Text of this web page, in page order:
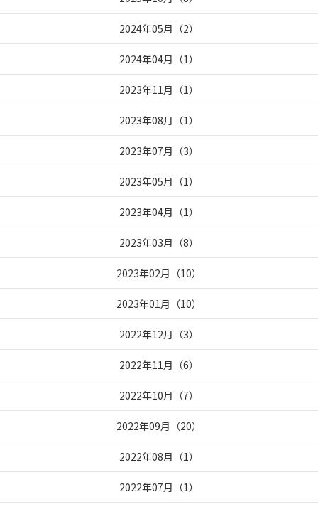
2024年05月 （2）
2024年04月 （1）
2023年11月 （1）
2023年08月 （1）
2023年07月 （3）
2023年05月 （1）
2023年04月 （1）
2023年03月 （8）
2023年02月 （10）
2023年01月 （10）
2022年12月 （3）
2022年11月 （6）
2022年10月 （7）
2022年09月 （20）
2022年08月 （1）
2022年07月 （1）